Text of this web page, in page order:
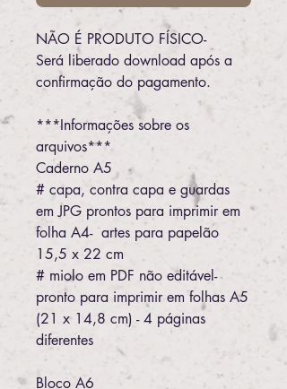
NÃO É PRODUTO FÍSICO-
Será liberado download após a
confirmação do pagamento.
***Informações sobre os
arquivos***
Caderno A5
# capa, contra capa e guardas
em JPG prontos para imprimir em
folha A4- artes para papelão
15,5 x 22 cm
# miolo em PDF não editável-
pronto para imprimir em folhas A5
(21 x 14,8 cm) - 4 páginas
diferentes
Bloco A6